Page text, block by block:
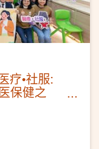
疗•社服:
保健之